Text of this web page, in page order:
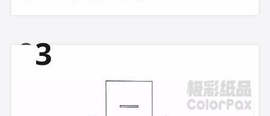
03